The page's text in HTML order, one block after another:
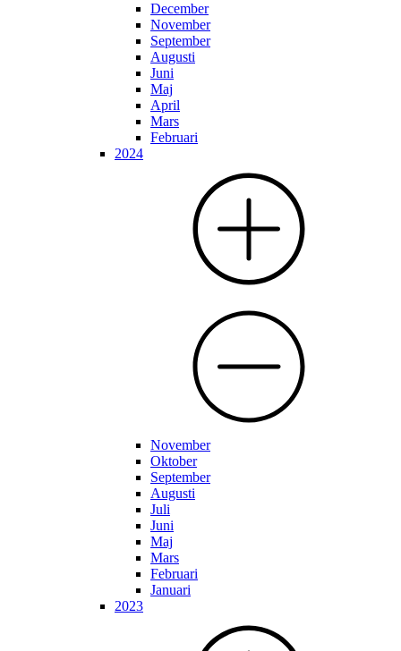
December
November
September
Augusti
Juni
Maj
April
Mars
Februari
2024
November
Oktober
September
Augusti
Juli
Juni
Maj
Mars
Februari
Januari
2023